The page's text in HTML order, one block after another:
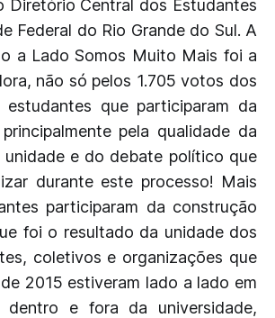
Diretório Central dos Estudantes
Federal do Rio Grande do Sul. A
a Lado Somos Muito Mais foi a
não só pelos 1.705 votos dos
que participaram da
pela qualidade da
e do debate político que
durante este processo! Mais
participaram da construção
foi o resultado da unidade dos
coletivos e organizações que
2015 estiveram lado a lado em
dentro e fora da universidade,